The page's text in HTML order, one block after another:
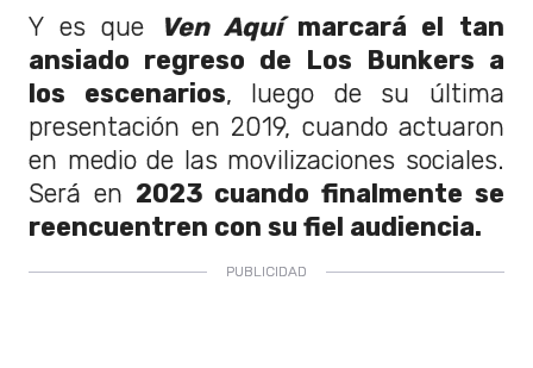
Y es que Ven Aquí marcará el tan
ansiado regreso de Los Bunkers a
los escenarios, luego de su última
presentación en 2019, cuando actuaron
en medio de las movilizaciones sociales.
Será en 2023 cuando finalmente se
reencuentren con su fiel audiencia.